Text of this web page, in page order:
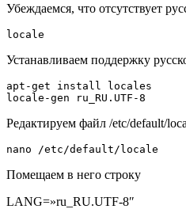
Убеждаемся, что отсутствует
locale
Устанавливаем поддержку
apt-get install locales
locale-gen ru_RU.UTF-8
Редактируем файл /etc/default/
nano /etc/default/locale
Помещаем в него строку
LANG=»ru_RU.UTF-8″